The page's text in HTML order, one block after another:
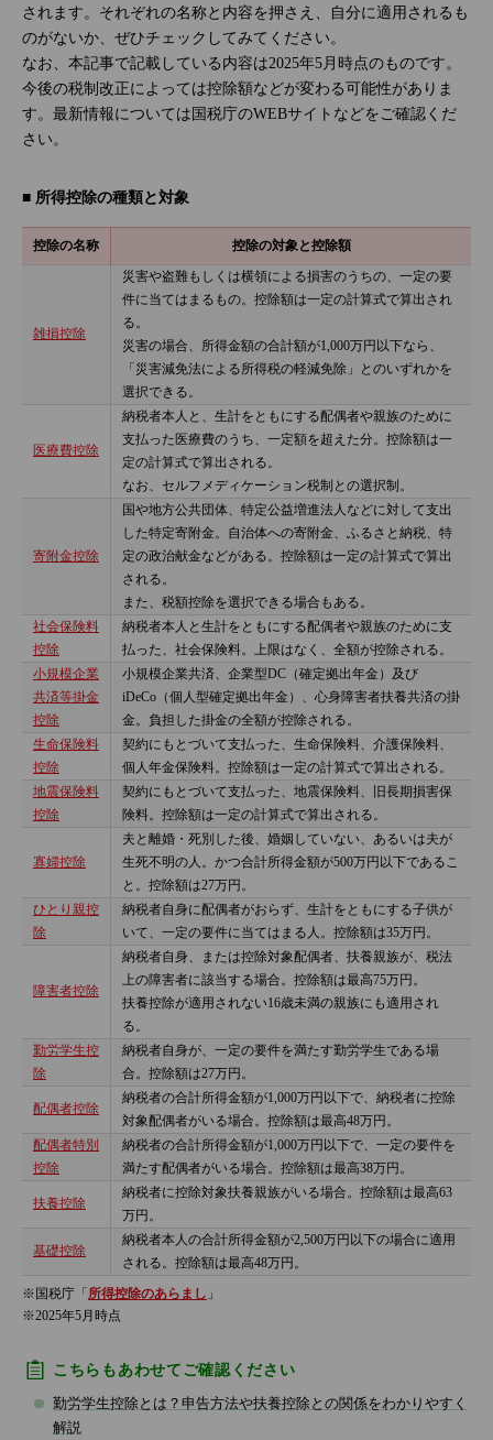
されます。それぞれの名称と内容を押さえ、自分に適用されるも
のがないか、ぜひチェックしてみてください。
なお、本記事で記載している内容は2025年5月時点のものです。
今後の税制改正によっては控除額などが変わる可能性がありま
す。最新情報については国税庁のWEBサイトなどをご確認くだ
さい。
■ 所得控除の種類と対象
控除の名称 控除の対象と控除額
雑損控除
災害や盗難もしくは横領による損害のうちの、一定の要
件に当てはまるもの。控除額は一定の計算式で算出され
る。
災害の場合、所得金額の合計額が1,000万円以下なら、
「災害減免法による所得税の軽減免除」とのいずれかを
選択できる。
医療費控除
納税者本人と、生計をともにする配偶者や親族のために
支払った医療費のうち、一定額を超えた分。控除額は一
定の計算式で算出される。
なお、セルフメディケーション税制との選択制。
寄附金控除
国や地方公共団体、特定公益増進法人などに対して支出
した特定寄附金。自治体への寄附金、ふるさと納税、特
定の政治献金などがある。控除額は一定の計算式で算出
される。
また、税額控除を選択できる場合もある。
社会保険料
控除
納税者本人と生計をともにする配偶者や親族のために支
払った、社会保険料。上限はなく、全額が控除される。
小規模企業
共済等掛金
控除
小規模企業共済、企業型DC（確定拠出年金）及び
iDeCo（個人型確定拠出年金）、心身障害者扶養共済の掛
金。負担した掛金の全額が控除される。
生命保険料
控除
契約にもとづいて支払った、生命保険料、介護保険料、
個人年金保険料。控除額は一定の計算式で算出される。
地震保険料
控除
契約にもとづいて支払った、地震保険料、旧長期損害保
険料。控除額は一定の計算式で算出される。
寡婦控除
夫と離婚・死別した後、婚姻していない、あるいは夫が
生死不明の人。かつ合計所得金額が500万円以下であるこ
と。控除額は27万円。
ひとり親控
除
納税者自身に配偶者がおらず、生計をともにする子供が
いて、一定の要件に当てはまる人。控除額は35万円。
障害者控除
納税者自身、または控除対象配偶者、扶養親族が、税法
上の障害者に該当する場合。控除額は最高75万円。
扶養控除が適用されない16歳未満の親族にも適用され
る。
勤労学生控
除
納税者自身が、一定の要件を満たす勤労学生である場
合。控除額は27万円。
配偶者控除
納税者の合計所得金額が1,000万円以下で、納税者に控除
対象配偶者がいる場合。控除額は最高48万円。
配偶者特別
控除
納税者の合計所得金額が1,000万円以下で、一定の要件を
満たす配偶者がいる場合。控除額は最高38万円。
扶養控除
納税者に控除対象扶養親族がいる場合。控除額は最高63
万円。
基礎控除
納税者本人の合計所得金額が2,500万円以下の場合に適用
される。控除額は最高48万円。
※国税庁「 所得控除のあらまし 」
※2025年5月時点
こちらもあわせてご確認ください
勤労学生控除とは？申告方法や扶養控除との関係をわかりやすく
解説